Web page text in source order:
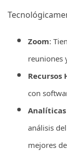
Zoom:
reuniones
Recursos
con
Analíticas
análisis
mejores